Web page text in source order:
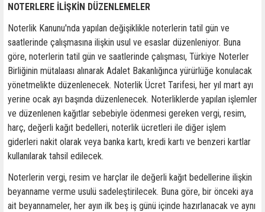
NOTERLERE İLİŞKİN DÜZENLEMELER
Noterlik Kanunu'nda yapılan değişiklikle noterlerin tatil gün ve
saatlerinde çalışmasına ilişkin usul ve esaslar düzenleniyor. Buna
göre, noterlerin tatil gün ve saatlerinde çalışması, Türkiye Noterler
Birliğinin mütalaası alınarak Adalet Bakanlığınca yürürlüğe konulacak
yönetmelikte düzenlenecek. Noterlik Ücret Tarifesi, her yıl mart ayı
yerine ocak ayı başında düzenlenecek. Noterliklerde yapılan işlemler
ve düzenlenen kağıtlar sebebiyle ödenmesi gereken vergi, resim,
harç, değerli kağıt bedelleri, noterlik ücretleri ile diğer işlem
giderleri nakit olarak veya banka kartı, kredi kartı ve benzeri kartlar
kullanılarak tahsil edilecek.
Noterlerin vergi, resim ve harçlar ile değerli kağıt bedellerine ilişkin
beyanname verme usulü sadeleştirilecek. Buna göre, bir önceki aya
ait beyannameler, her ayın ilk beş iş günü içinde hazırlanacak ve aynı